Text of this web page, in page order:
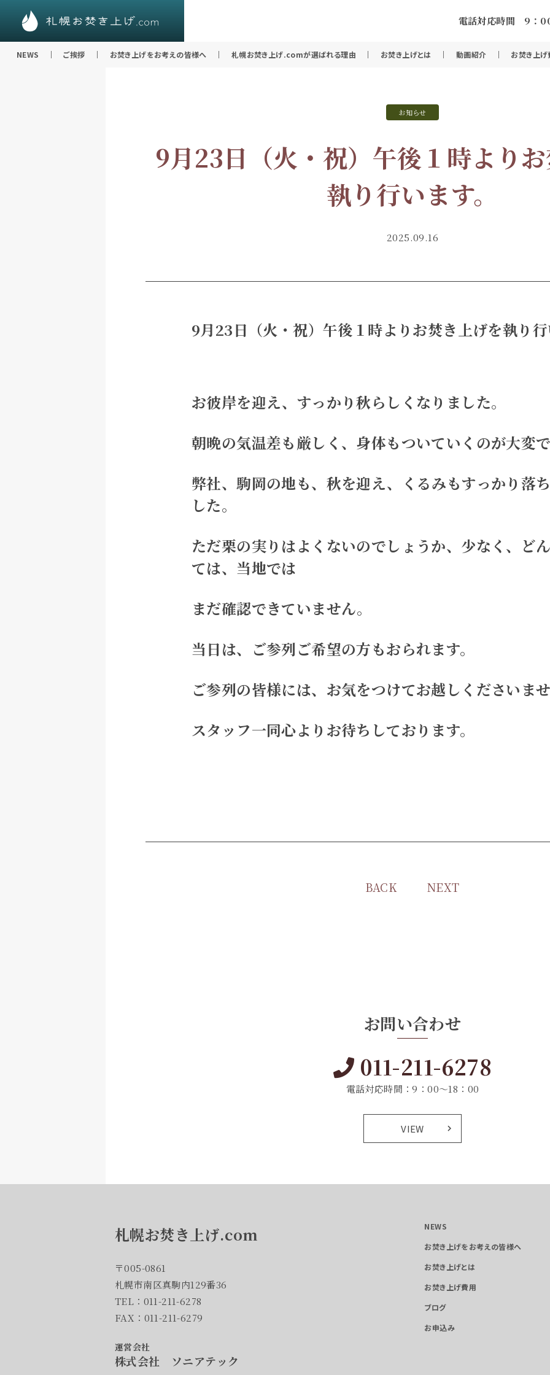
電話対応時間 9：
NEWS ご挨拶 お焚き上げをお考えの皆様へ 札幌お焚き上げ.comが選ばれる理由 お焚き上げとは 動画紹介 お焚き上
お知らせ
9月23日（火・祝）午後１時より
執り行います。
2025.09.16
9月23日（火・祝）午後１時よりお焚き上げを執り
お彼岸を迎え、すっかり秋らしくなりました。
朝晩の気温差も厳しく、身体もついていくのが大変
弊社、駒岡の地も、秋を迎え、くるみもすっかり落
した。
ただ栗の実りはよくないのでしょうか、少なく、ど
ては、当地では
まだ確認できていません。
当日は、ご参列ご希望の方もおられます。
ご参列の皆様には、お気をつけてお越しくださいま
スタッフ一同心よりお待ちしております。
BACK NEXT
お問い合わせ
011-211-6278
電話対応時間：9：00～18：00
VIEW
NEWS
お焚き上げをお考えの皆様へ
お焚き上げとは
お焚き上げ費用
ブログ
お申込み
札幌お焚き上げ.com
〒005-0861
札幌市南区真駒内129番36
TEL：011-211-6278
FAX：011-211-6279
運営会社
株式会社 ソニアテック